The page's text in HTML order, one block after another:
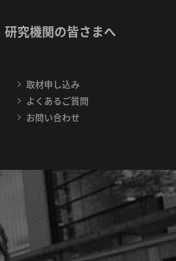
研究機関の皆さまへ
取材申し込み
よくあるご質問
お問い合わせ